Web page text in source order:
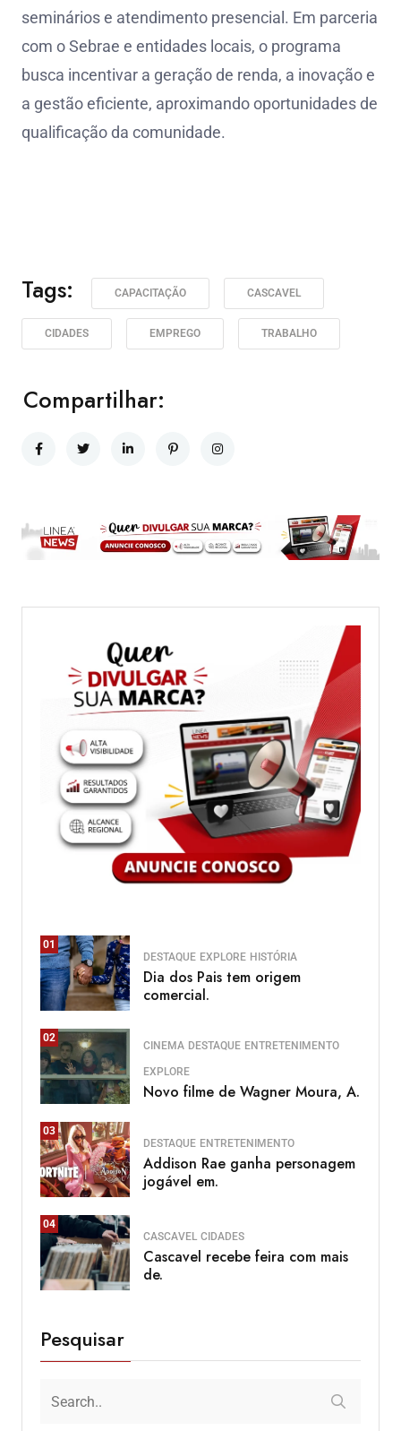
seminários e atendimento presencial. Em parceria
com o Sebrae e entidades locais, o programa
busca incentivar a geração de renda, a inovação e
a gestão eficiente, aproximando oportunidades de
qualificação da comunidade.
Tags: CAPACITAÇÃO CASCAVEL
CIDADES EMPREGO TRABALHO
Compartilhar:
01
DESTAQUE EXPLORE HISTÓRIA
Dia dos Pais tem origem
comercial.
02
CINEMA DESTAQUE ENTRETENIMENTO
EXPLORE
Novo filme de Wagner Moura, A.
03
DESTAQUE ENTRETENIMENTO
Addison Rae ganha personagem
jogável em.
04
CASCAVEL CIDADES
Cascavel recebe feira com mais
de.
Pesquisar